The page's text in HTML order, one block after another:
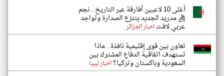
أغلى 10 لاعبين أفارقة عبر التاريخ.. نجم
ريال مدريد الجديد ينتزع الصدارة وتواجد
عربي لافتاخبار الجزائر
تعاون بين قوى إقليمية نافذة.. ماذا
تستهدف اتفاقية الدفاع المشترك بين
السعودية وباكستان وتركيا؟اخبار ليبيا